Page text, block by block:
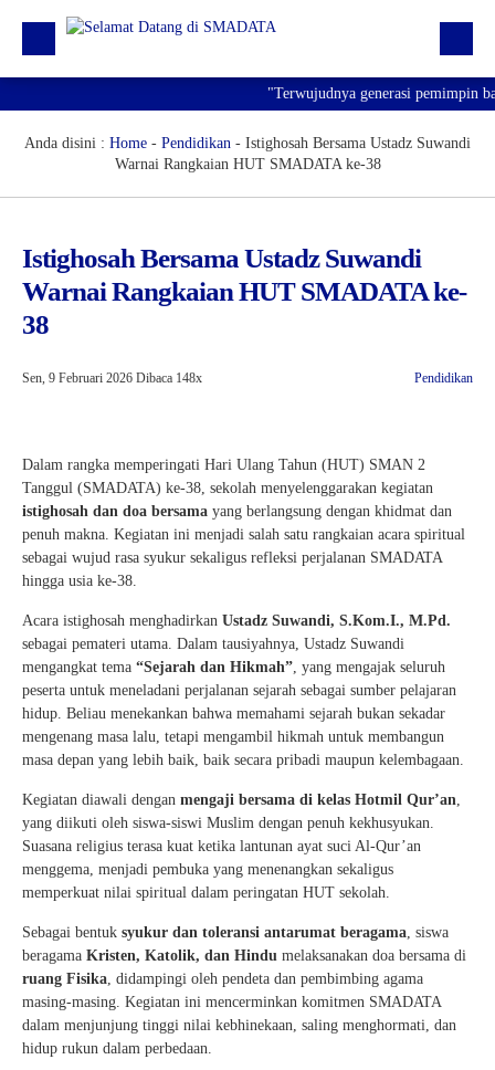
Profil
Informasi
"Terwujudnya generasi pemimpin
Anda disini : Home - Pendidikan - Istighosah Bersama Ustadz Suwandi
Warnai Rangkaian HUT SMADATA ke-38
Istighosah Bersama Ustadz Suwandi
Warnai Rangkaian HUT SMADATA ke-
38
Sen, 9 Februari 2026 Dibaca 148x Pendidikan
Dalam rangka memperingati Hari Ulang Tahun (HUT) SMAN 2
Tanggul (SMADATA) ke-38, sekolah menyelenggarakan kegiatan
istighosah dan doa bersama yang berlangsung dengan khidmat dan
penuh makna. Kegiatan ini menjadi salah satu rangkaian acara spiritual
sebagai wujud rasa syukur sekaligus refleksi perjalanan SMADATA
hingga usia ke-38.
Acara istighosah menghadirkan Ustadz Suwandi, S.Kom.I., M.Pd.
sebagai pemateri utama. Dalam tausiyahnya, Ustadz Suwandi
mengangkat tema “Sejarah dan Hikmah”, yang mengajak seluruh
peserta untuk meneladani perjalanan sejarah sebagai sumber pelajaran
hidup. Beliau menekankan bahwa memahami sejarah bukan sekadar
mengenang masa lalu, tetapi mengambil hikmah untuk membangun
masa depan yang lebih baik, baik secara pribadi maupun kelembagaan.
Kegiatan diawali dengan mengaji bersama di kelas Hotmil Qur’an,
yang diikuti oleh siswa-siswi Muslim dengan penuh kekhusyukan.
Suasana religius terasa kuat ketika lantunan ayat suci Al-Qur’an
menggema, menjadi pembuka yang menenangkan sekaligus
memperkuat nilai spiritual dalam peringatan HUT sekolah.
Sebagai bentuk syukur dan toleransi antarumat beragama, siswa
beragama Kristen, Katolik, dan Hindu melaksanakan doa bersama di
ruang Fisika, didampingi oleh pendeta dan pembimbing agama
masing-masing. Kegiatan ini mencerminkan komitmen SMADATA
dalam menjunjung tinggi nilai kebhinekaan, saling menghormati, dan
hidup rukun dalam perbedaan.